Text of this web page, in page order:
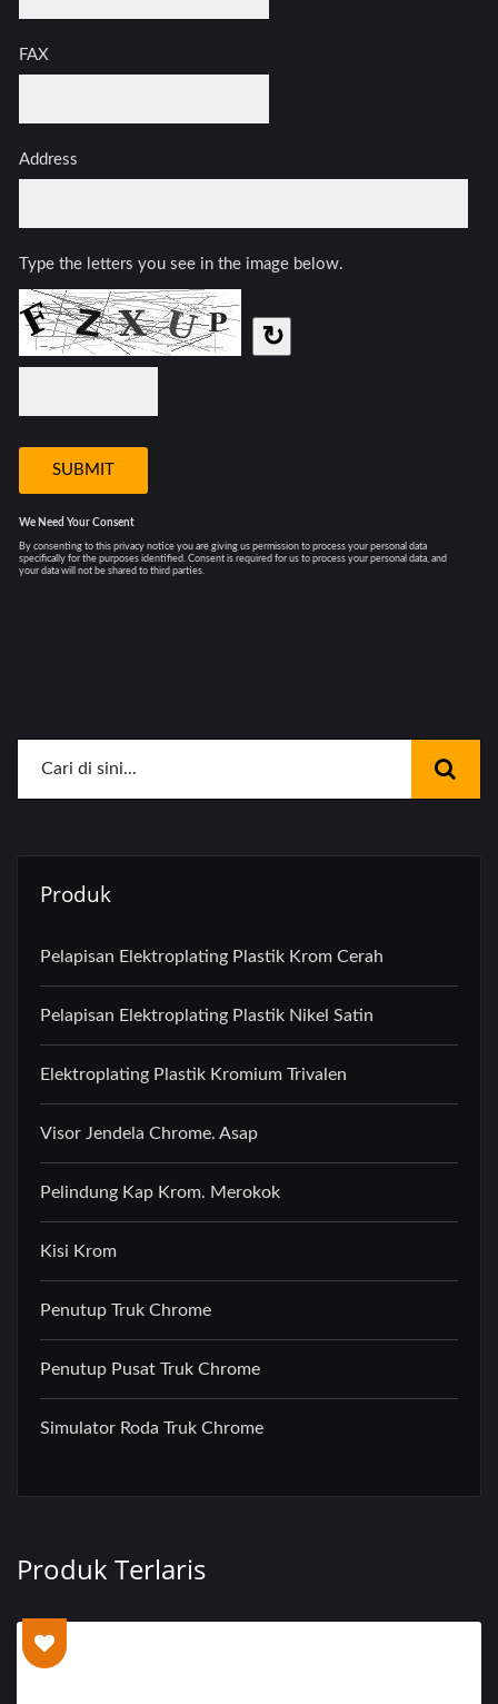
Produk
Pelapisan Elektroplating Plastik Krom Cerah
Pelapisan Elektroplating Plastik Nikel Satin
Elektroplating Plastik Kromium Trivalen
Visor Jendela Chrome. Asap
Pelindung Kap Krom. Merokok
Kisi Krom
Penutup Truk Chrome
Penutup Pusat Truk Chrome
Simulator Roda Truk Chrome
Produk Terlaris